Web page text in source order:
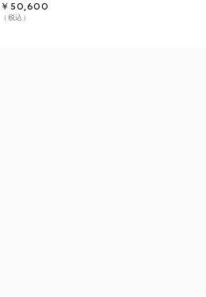
￥50,600
（税込）